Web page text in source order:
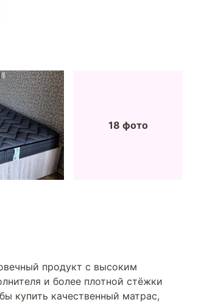
18 фото
продукт с высоким
и более плотной стёжки
купить качественный матрас,